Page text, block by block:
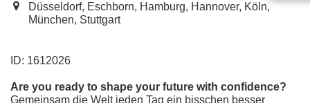
Düsseldorf, Eschborn, Hamburg, Hannover, Köln,
München, Stuttgart
ID: 1612026
Are you ready to shape your future with confidence?
Gemeinsam die Welt jeden Tag ein bisschen besser